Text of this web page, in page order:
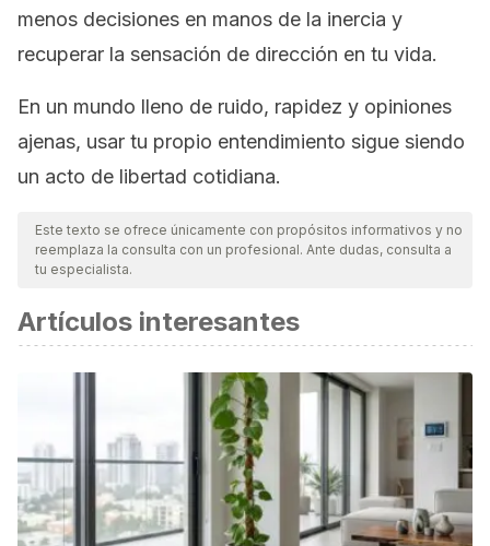
menos decisiones en manos de la inercia y
recuperar la sensación de dirección en tu vida.
En un mundo lleno de ruido, rapidez y opiniones
ajenas, usar tu propio entendimiento sigue siendo
un acto de libertad cotidiana.
Este texto se ofrece únicamente con propósitos informativos y no
reemplaza la consulta con un profesional. Ante dudas, consulta a
tu especialista.
Artículos interesantes